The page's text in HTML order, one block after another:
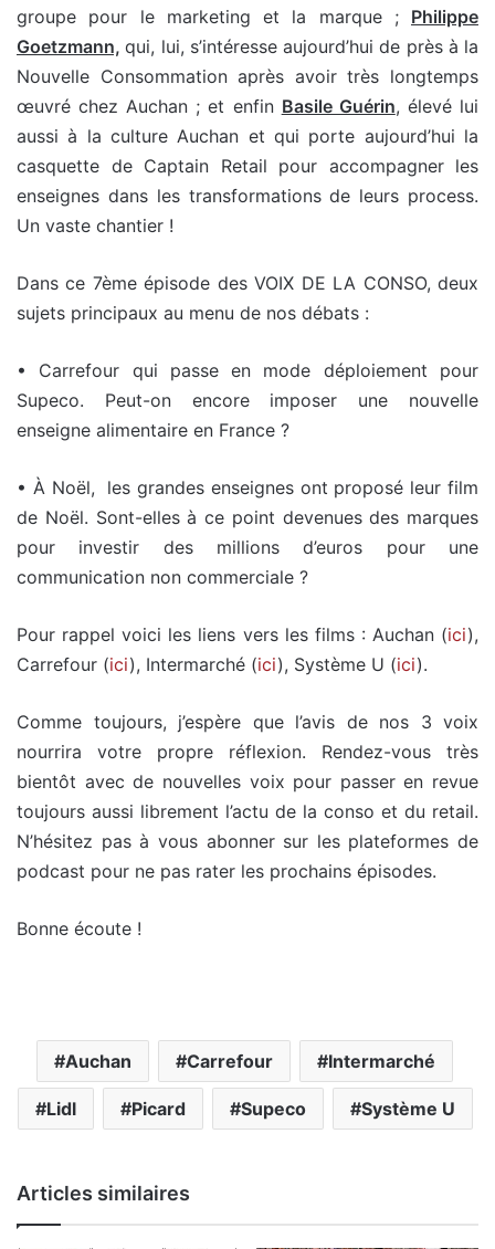
groupe pour le marketing et la marque ; Philippe
Goetzmann, qui, lui, s’intéresse aujourd’hui de près à la
Nouvelle Consommation après avoir très longtemps
œuvré chez Auchan ; et enfin Basile Guérin, élevé lui
aussi à la culture Auchan et qui porte aujourd’hui la
casquette de Captain Retail pour accompagner les
enseignes dans les transformations de leurs process.
Un vaste chantier !
Dans ce 7ème épisode des VOIX DE LA CONSO, deux
sujets principaux au menu de nos débats :
• Carrefour qui passe en mode déploiement pour
Supeco. Peut-on encore imposer une nouvelle
enseigne alimentaire en France ?
• À Noël, les grandes enseignes ont proposé leur film
de Noël. Sont-elles à ce point devenues des marques
pour investir des millions d’euros pour une
communication non commerciale ?
Pour rappel voici les liens vers les films : Auchan (ici),
Carrefour (ici), Intermarché (ici), Système U (ici).
Comme toujours, j’espère que l’avis de nos 3 voix
nourrira votre propre réflexion. Rendez-vous très
bientôt avec de nouvelles voix pour passer en revue
toujours aussi librement l’actu de la conso et du retail.
N’hésitez pas à vous abonner sur les plateformes de
podcast pour ne pas rater les prochains épisodes.
Bonne écoute !
Auchan Carrefour Intermarché
Lidl Picard Supeco Système U
Articles similaires